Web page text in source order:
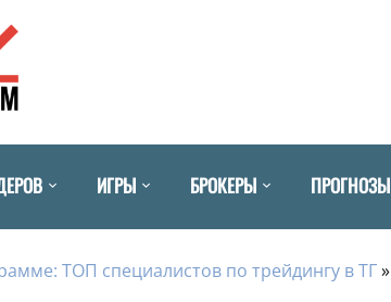
ИГРЫ БРОКЕРЫ ПРОГНОЗЫ
ТОП специалистов по трейдингу в ТГ»